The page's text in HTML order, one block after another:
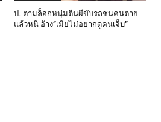
ป. ตามล็อกหนุ่มตีนผีขับรถชนคนตาย
แล้วหนี อ้าง”เมียไม่อยากดูคนเจ็บ”